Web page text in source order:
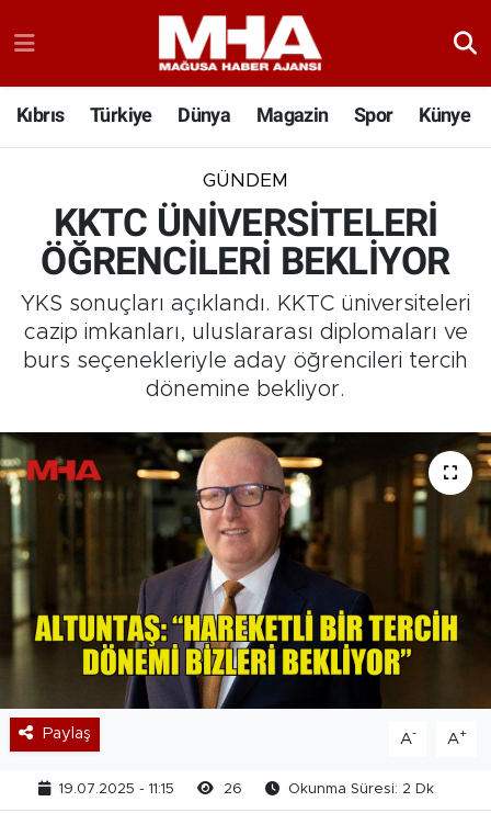
Kıbrıs Türkiye Dünya Magazin Spor Künye
GÜNDEM
KKTC ÜNİVERSİTELERİ
ÖĞRENCİLERİ BEKLİYOR
YKS sonuçları açıklandı. KKTC üniversiteleri
cazip imkanları, uluslararası diplomaları ve
burs seçenekleriyle aday öğrencileri tercih
dönemine bekliyor.
Paylaş A- A+
19.07.2025 - 11:15 26 Okunma Süresi: 2 Dk